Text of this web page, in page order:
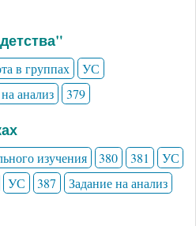
в группах
УС
анализ 379
изучения 380 381
УС
УС 387
Задание на анализ